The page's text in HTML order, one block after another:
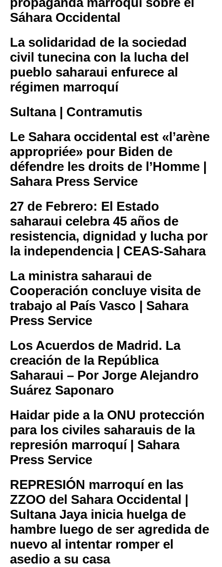
Sáhara Occidental
La solidaridad de la sociedad
civil tunecina con la lucha del
pueblo saharaui enfurece al
régimen marroquí
Sultana | Contramutis
Le Sahara occidental est «l’arène
appropriée» pour Biden de
défendre les droits de l’Homme |
Sahara Press Service
27 de Febrero: El Estado
saharaui celebra 45 años de
resistencia, dignidad y lucha por
la independencia | CEAS-Sahara
La ministra saharaui de
Cooperación concluye visita de
trabajo al País Vasco | Sahara
Press Service
Los Acuerdos de Madrid. La
creación de la República
Saharaui – Por Jorge Alejandro
Suárez Saponaro
Haidar pide a la ONU protección
para los civiles saharauis de la
represión marroquí | Sahara
Press Service
REPRESIÓN marroquí en las
ZZOO del Sahara Occidental |
Sultana Jaya inicia huelga de
hambre luego de ser agredida de
nuevo al intentar romper el
asedio a su casa